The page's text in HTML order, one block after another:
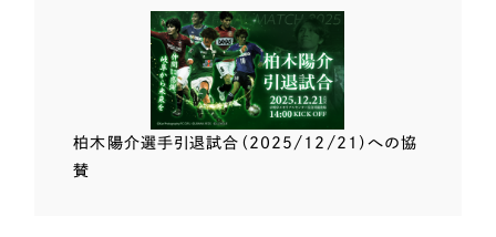
柏木陽介選手引退試合（2025/12/21）への協
賛